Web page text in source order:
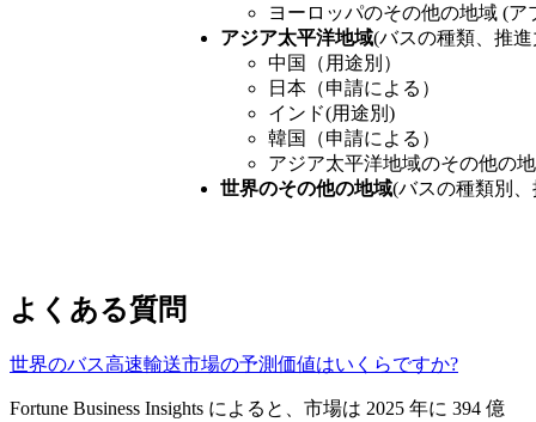
ヨーロッパのその他の地域 (ア
アジア太平洋地域(バスの種類、推
中国（用途別）
日本（申請による）
インド(用途別)
韓国（申請による）
アジア太平洋地域のその他の
世界のその他の地域(バスの種類別
よくある質問
世界のバス高速輸送市場の予測価値はいくらですか?
Fortune Business Insights によると、市場は 2025 年に 394 億